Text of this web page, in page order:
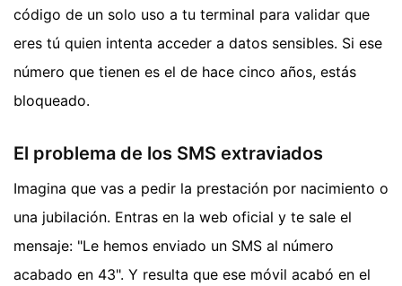
código de un solo uso a tu terminal para validar que
eres tú quien intenta acceder a datos sensibles. Si ese
número que tienen es el de hace cinco años, estás
bloqueado.
El problema de los SMS extraviados
Imagina que vas a pedir la prestación por nacimiento o
una jubilación. Entras en la web oficial y te sale el
mensaje: "Le hemos enviado un SMS al número
acabado en 43". Y resulta que ese móvil acabó en el